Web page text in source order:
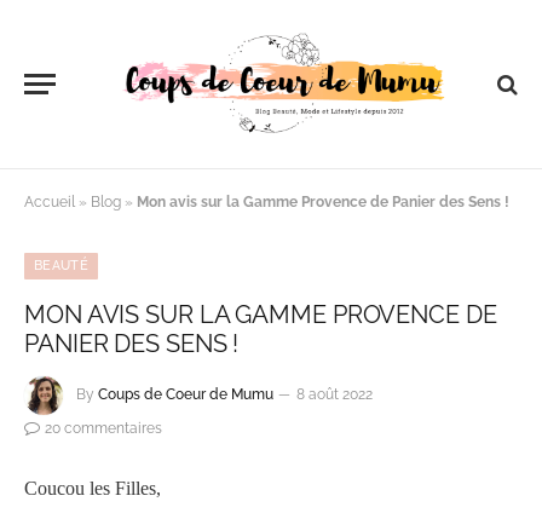
Accueil » Blog » Mon avis sur la Gamme Provence de Panier des Sens !
BEAUTÉ
MON AVIS SUR LA GAMME PROVENCE DE
PANIER DES SENS !
By Coups de Coeur de Mumu
8 août 2022
20 commentaires
Coucou les Filles,